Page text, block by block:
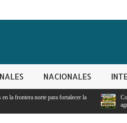
NACIONALES
la
Consorcio de Productores